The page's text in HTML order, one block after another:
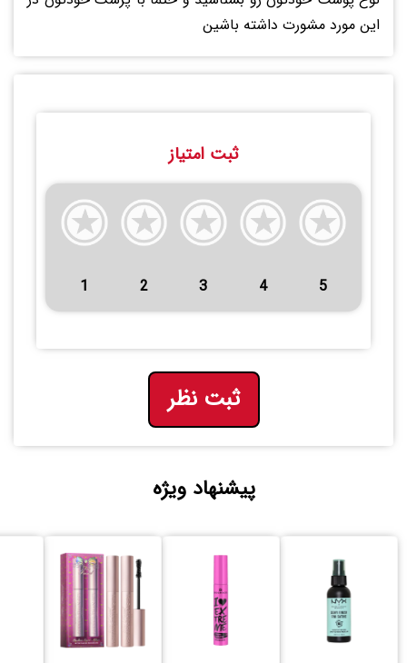
این مورد مشورت داشته باشین
ثبت امتیاز
1 2 3 4 5
ثبت نظر
پیشنهاد ویژه